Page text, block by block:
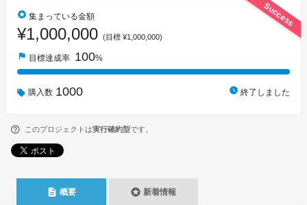
Success
stars 集まっている金額
¥1,000,000 (目標 ¥1,000,000)
flag 目標達成率 100%
購入数 1000 watch_later 終了しました
このプロジェクトは実行確約型です。
description 概要 stars 新着情報